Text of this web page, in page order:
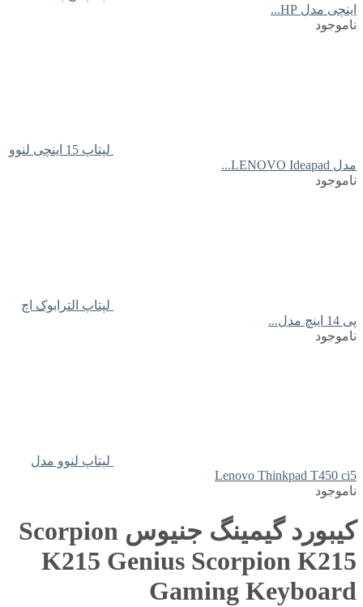
اینچی مدل HP...
ناموجود
لپتاپ 15 اینچی لنوو
مدل LENOVO Ideapad...
ناموجود
لپتاپ الترابوک اچ
پی 14 اینچ مدل...
ناموجود
لپتاپ لنوو مدل
Lenovo Thinkpad T450 ci5
ناموجود
کیبورد گیمینگ جنیوس Scorpion
K215 Genius Scorpion K215
Gaming Keyboard